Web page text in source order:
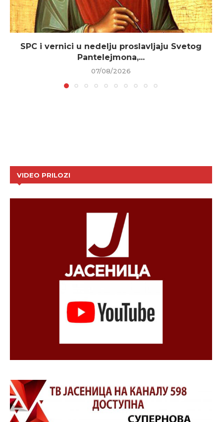
SPC i vernici u nedelju proslavljaju Svetog
Pantelejmona,...
07/08/2026
VIDEO PRILOZI